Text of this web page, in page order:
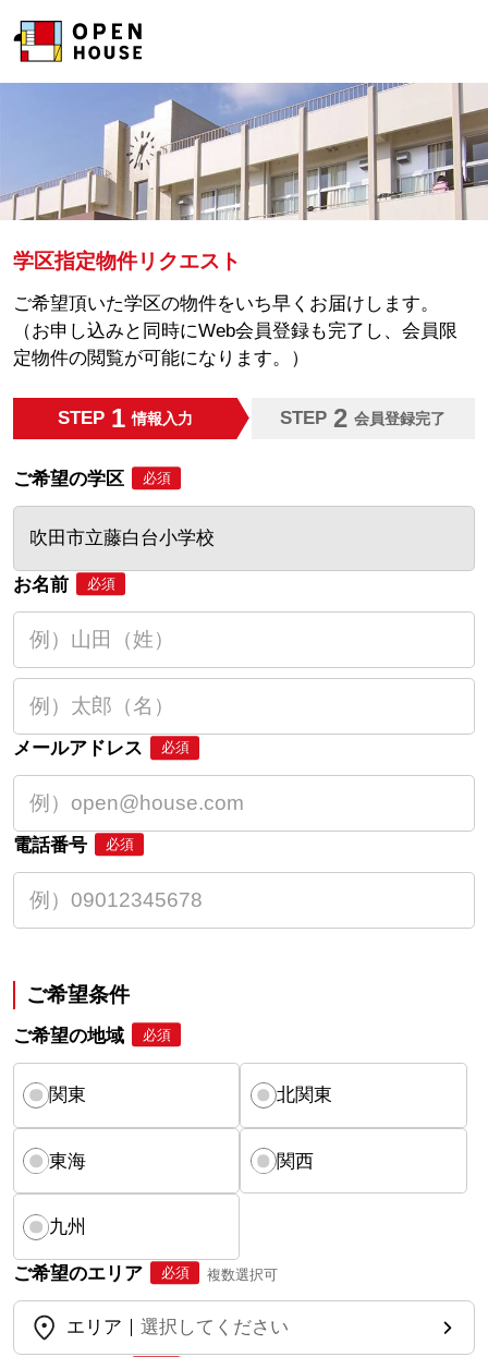
学区指定物件リクエスト
ご希望頂いた学区の物件をいち早くお届けします。
（お申し込みと同時にWeb会員登録も完了し、会員限
定物件の閲覧が可能になります。）
STEP 1 情報入力 STEP 2 会員登録完了
ご希望の学区 必須
吹田市立藤白台小学校
お名前 必須
メールアドレス 必須
電話番号 必須
ご希望条件
ご希望の地域 必須
関東 北関東
東海 関西
九州
ご希望のエリア 必須 複数選択可
エリア
選択してください